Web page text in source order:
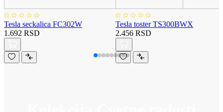
Tesla seckalica FC302W
1.692 RSD
Tesla toster TS300BWX
2.456 RSD